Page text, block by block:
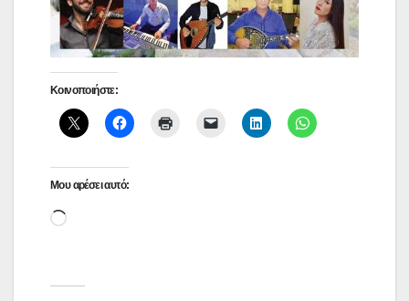
Κοινοποιήστε:
Μου αρέσει αυτό:
Loading…